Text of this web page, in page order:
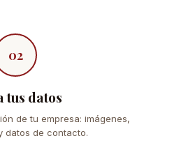
02
tus datos
de tu empresa: imágenes,
datos de contacto.